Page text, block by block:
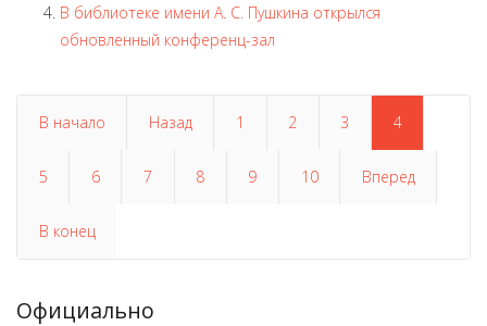
В библиотеке имени А. С. Пушкина открылся
обновленный конференц-зал
В начало Назад 1 2 3 4
5 6 7 8 9 10 Вперед
В конец
Официально